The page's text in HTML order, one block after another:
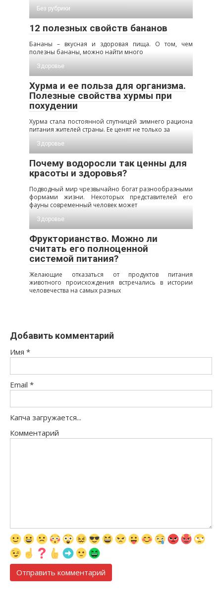
Без рубрики
12 полезных свойств бананов
Бананы – вкусная и здоровая пища. О том, чем
полезны бананы, можно найти много
Здоровье
Хурма и ее польза для организма.
Полезные свойства хурмы при
похудении
Хурма стала постоянной спутницей зимнего рациона
питания жителей страны. Ее ценят не только за
Здоровье
Почему водоросли так ценны для
красоты и здоровья?
Подводный мир чрезвычайно богат разнообразными
формами жизни. Некоторых представителей его
фауны современный человек может
Здоровье
Фрукторианство. Можно ли
считать его полноценной
системой питания?
Желающие отказаться от продуктов питания
животного происхождения встречались в истории
человечества на самых разных
Добавить комментарий
Имя *
Email *
Капча загружается...
Комментарий